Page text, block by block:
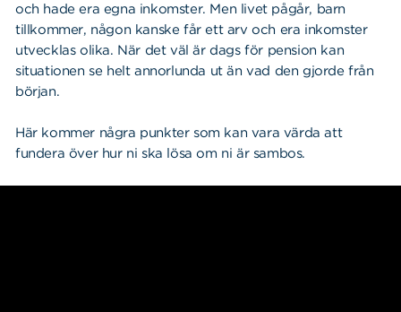
och hade era egna inkomster. Men livet pågår, barn
tillkommer, någon kanske får ett arv och era inkomster
utvecklas olika. När det väl är dags för pension kan
situationen se helt annorlunda ut än vad den gjorde från
början.
Här kommer några punkter som kan vara värda att
fundera över hur ni ska lösa om ni är sambos.